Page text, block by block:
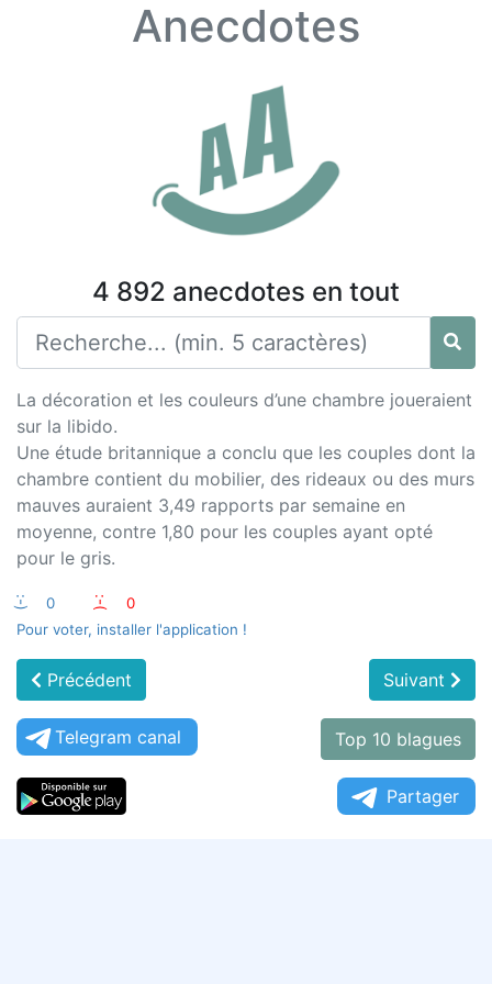
Anecdotes
4 892 anecdotes en tout
La décoration et les couleurs d’une chambre joueraient
sur la libido.
Une étude britannique a conclu que les couples dont la
chambre contient du mobilier, des rideaux ou des murs
mauves auraient 3,49 rapports par semaine en
moyenne, contre 1,80 pour les couples ayant opté
pour le gris.
:-) 0 :-(
0
Pour voter, installer l'application !
Précédent Suivant
Telegram canal Top 10 blagues
Partager